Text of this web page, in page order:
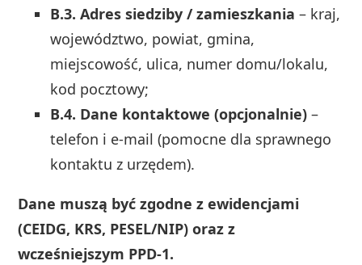
B.3. Adres siedziby / zamieszkania – kraj,
województwo, powiat, gmina,
miejscowość, ulica, numer domu/lokalu,
kod pocztowy;
B.4. Dane kontaktowe (opcjonalnie) –
telefon i e‑mail (pomocne dla sprawnego
kontaktu z urzędem).
Dane muszą być zgodne z ewidencjami
(CEIDG, KRS, PESEL/NIP) oraz z
wcześniejszym PPD‑1.